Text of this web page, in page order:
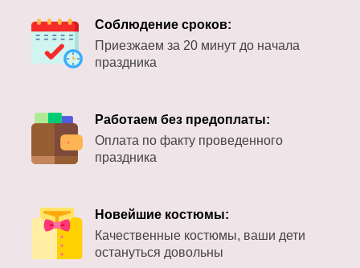
Соблюдение сроков:
Приезжаем за 20 минут до начала
праздника
Работаем без предоплаты:
Оплата по факту проведенного
праздника
Новейшие костюмы:
Качественные костюмы, ваши дети
остануться довольны